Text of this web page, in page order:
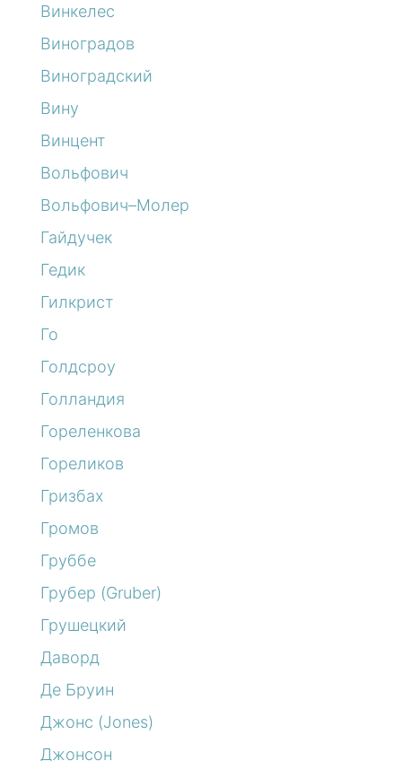
Винкелес
Виноградов
Виноградский
Вину
Винцент
Вольфович
Вольфович–Молер
Гайдучек
Гедик
Гилкрист
Го
Голдсроу
Голландия
Гореленкова
Гореликов
Гризбах
Громов
Груббе
Грубер (Gruber)
Грушецкий
Даворд
Де Бруин
Джонс (Jones)
Джонсон